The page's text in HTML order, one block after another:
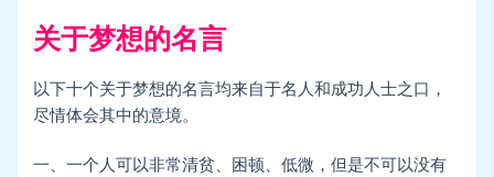
关于梦想的名言
以下十个关于梦想的名言均来自于名人和成功人士之口，
尽情体会其中的意境。
一、一个人可以非常清贫、困顿、低微，但是不可以没有